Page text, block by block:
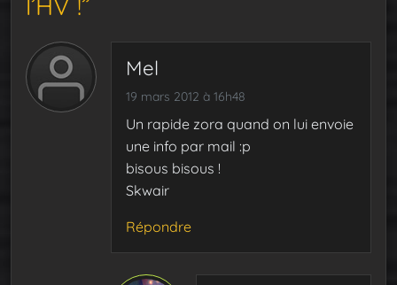
Mel
19 mars 2012 à 16h48
Un rapide zora quand on lui envoie
une info par mail :p
bisous bisous !
Skwair
Répondre